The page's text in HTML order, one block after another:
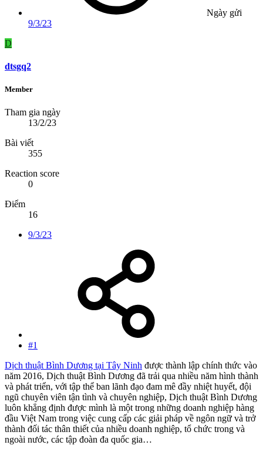
Ngày gửi
9/3/23
D
dtsgq2
Member
Tham gia ngày
13/2/23
Bài viết
355
Reaction score
0
Điểm
16
9/3/23
#1
Dịch thuật Bình Dương tại Tây Ninh được thành lập chính thức vào
năm 2016, Dịch thuật Bình Dương đã trải qua nhiều năm hình thành
và phát triển, với tập thể ban lãnh đạo đam mê đầy nhiệt huyết, đội
ngũ chuyên viên tận tình và chuyên nghiệp, Dịch thuật Bình Dương
luôn khẳng định được mình là một trong những doanh nghiệp hàng
đầu Việt Nam trong việc cung cấp các giải pháp về ngôn ngữ và trở
thành đối tác thân thiết của nhiều doanh nghiệp, tổ chức trong và
ngoài nước, các tập đoàn đa quốc gia…